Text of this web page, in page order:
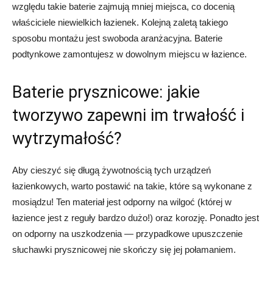
względu takie baterie zajmują mniej miejsca, co docenią
właściciele niewielkich łazienek. Kolejną zaletą takiego
sposobu montażu jest swoboda aranżacyjna. Baterie
podtynkowe zamontujesz w dowolnym miejscu w łazience.
Baterie prysznicowe: jakie
tworzywo zapewni im trwałość i
wytrzymałość?
Aby cieszyć się długą żywotnością tych urządzeń
łazienkowych, warto postawić na takie, które są wykonane z
mosiądzu! Ten materiał jest odporny na wilgoć (której w
łazience jest z reguły bardzo dużo!) oraz korozję. Ponadto jest
on odporny na uszkodzenia — przypadkowe upuszczenie
słuchawki prysznicowej nie skończy się jej połamaniem.